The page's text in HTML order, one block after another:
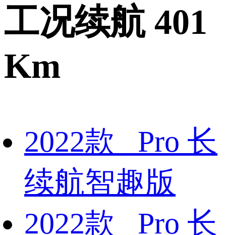
工况续航 401
Km
2022款 Pro 长
续航智趣版
2022款 Pro 长